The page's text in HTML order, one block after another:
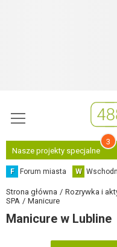
Nasze projekty specjalne
3
F Forum miasta W
Strona główna Rozrywka i
SPA
Manicure
Manicure w Lubline